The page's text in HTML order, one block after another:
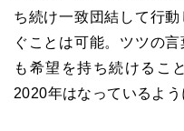
ち続け一致団結して行
ぐことは可能。ツツの
も希望を持ち続けるこ
2020年はなっているよう